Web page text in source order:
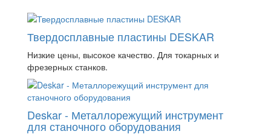
Твердосплавные пластины DESKAR
Низкие цены, высокое качество. Для токарных и
фрезерных станков.
Deskar - Металлорежущий инструмент
для станочного оборудования